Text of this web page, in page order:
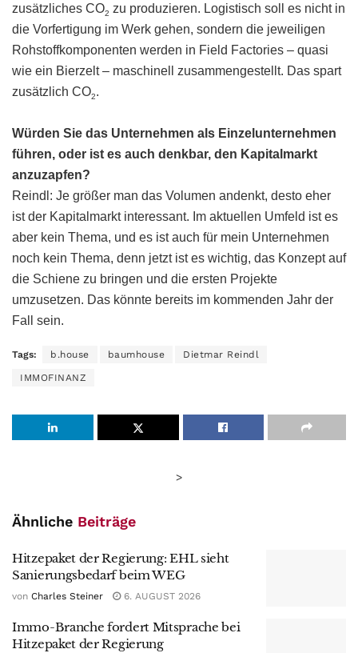
zusätzliches CO2 zu produzieren. Logistisch soll es nicht in
die Vorfertigung im Werk gehen, sondern die jeweiligen
Rohstoffkomponenten werden in Field Factories – quasi
wie ein Bierzelt – maschinell zusammengestellt. Das spart
zusätzlich CO2.
Würden Sie das Unternehmen als Einzelunternehmen
führen, oder ist es auch denkbar, den Kapitalmarkt
anzuzapfen?
Reindl: Je größer man das Volumen andenkt, desto eher
ist der Kapitalmarkt interessant. Im aktuellen Umfeld ist es
aber kein Thema, und es ist auch für mein Unternehmen
noch kein Thema, denn jetzt ist es wichtig, das Konzept auf
die Schiene zu bringen und die ersten Projekte
umzusetzen. Das könnte bereits im kommenden Jahr der
Fall sein.
Tags: b.house baumhouse Dietmar Reindl
IMMOFINANZ
>
Ähnliche Beiträge
Hitzepaket der Regierung: EHL sieht
Sanierungsbedarf beim WEG
von Charles Steiner 6. AUGUST 2026
Immo-Branche fordert Mitsprache bei
Hitzepaket der Regierung